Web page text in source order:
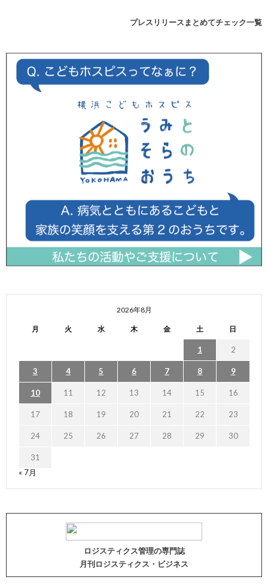
プレスリリースまとめてチェック一覧
2026年8月
月 火 水 木 金 土 日
1 2
3 4 5 6 7 8 9
10 11 12 13 14 15 16
17 18 19 20 21 22 23
24 25 26 27 28 29 30
31
« 7月
ロジスティクス管理の専門誌
月刊ロジスティクス・ビジネス